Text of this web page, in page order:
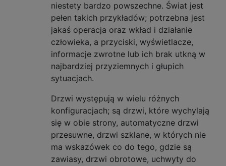
niestety bardzo powszechne. Świat jest
pełen takich przykładów; potrzebna jest
jakaś operacja oraz wkład i działanie
człowieka, a przyciski, wyświetlacze,
informacje zwrotne lub ich brak utkną w
najbardziej przyziemnych i głupich
sytuacjach.
Drzwi występują w wielu różnych
konfiguracjach; są drzwi, które wychylają
się w obie strony, automatyczne drzwi
przesuwne, drzwi szklane, w których nie
ma wskazówek co do tego, gdzie są
zawiasy, drzwi obrotowe, uchwyty do